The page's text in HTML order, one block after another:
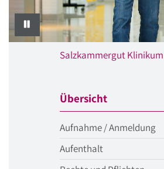
PAUSE
Salzkammergut
Übersicht
Aufnahme / Anmeldung
Aufenthalt